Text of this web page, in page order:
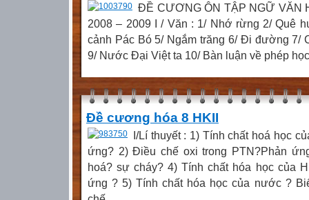
ĐỀ CƯƠNG ÔN TẬP NGỮ VĂN
2008 – 2009 I / Văn : 1/ Nhớ rừng 2/ Quê
cảnh Pác Bó 5/ Ngắm trăng 6/ Đi đường 7/
9/ Nước Đại Việt ta 10/ Bàn luận về phép
Đề cương hóa 8 HKII
I/Lí thuyết : 1) Tính chất hoá học
ứng? 2) Điều chế oxi trong PTN?Phản
hoá? sự cháy? 4) Tính chất hóa học của
ứng ? 5) Tính chất hóa học của nước ?